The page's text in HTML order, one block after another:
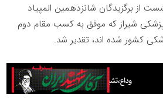
از برگزیدگان شانزدهمین المپیاد
شیراز که موفق به کسب مقام دوم
کشور شده اند، تقدیر شد.